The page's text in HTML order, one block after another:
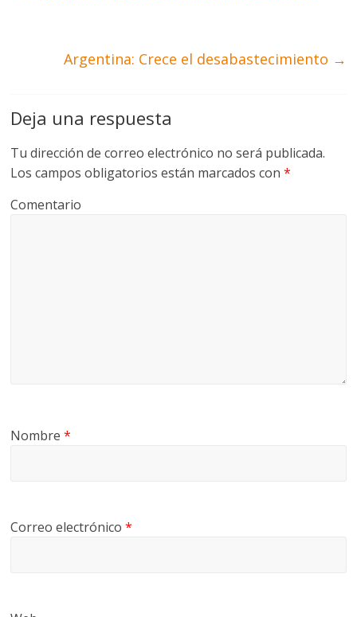
Argentina: Crece el desabastecimiento →
Deja una respuesta
Tu dirección de correo electrónico no será publicada.
Los campos obligatorios están marcados con*
Comentario
Nombre*
Correo electrónico*